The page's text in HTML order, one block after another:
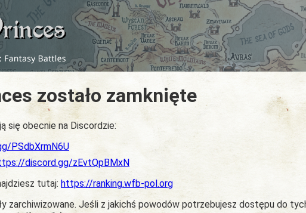
zostało zamknięte
się obecnie na Discordzie:
PSdbXrmN6U
discord.gg/zEvtQpBMxN
tutaj: https://ranking.wfb-pol.org
zarchiwizowane. Jeśli z jakichś powodów potrzebujesz dostępu do